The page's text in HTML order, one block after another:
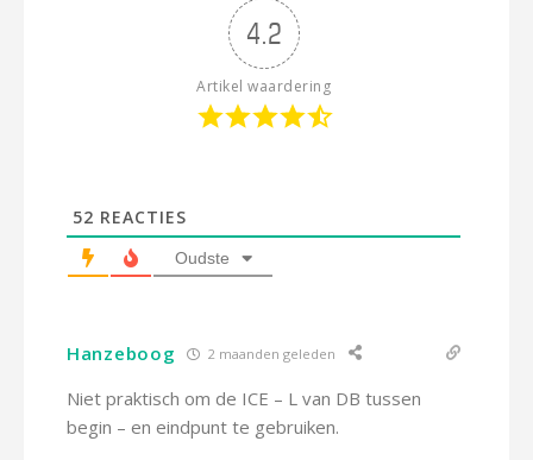
4.2
Artikel waardering
52 REACTIES
Oudste
Hanzeboog 2 maanden geleden
Niet praktisch om de ICE – L van DB tussen
begin – en eindpunt te gebruiken.